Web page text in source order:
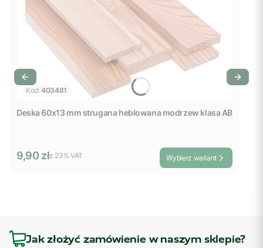
Kod:403481
Deska 60x13 mm strugana heblowana modrzew klasa AB
Cena brutto
9,90 złz %s VAT
z 23% VAT Wybierz wariant
Jak złożyć zamówienie w naszym sklepie?